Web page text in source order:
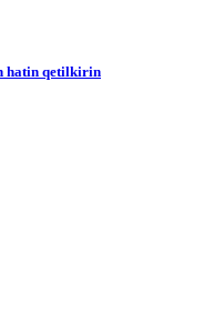
hatin qetilkirin